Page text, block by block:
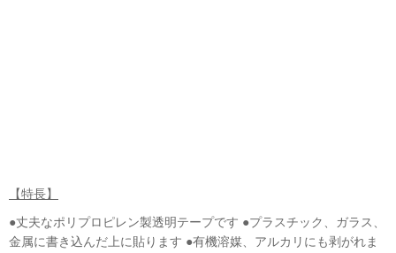
【特長】
●丈夫なポリプロピレン製透明テープです ●プラスチック、ガラス、
金属に書き込んだ上に貼ります ●有機溶媒、アルカリにも剥がれま